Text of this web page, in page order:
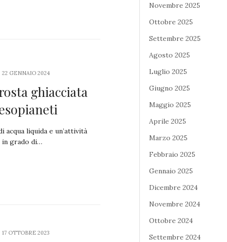
22 GENNAIO 2024
ghiacciata
acqua liquida e un’attività
in grado di…
17 OTTOBRE 2023
Novembre 2025
Ottobre 2025
Settembre 2025
Agosto 2025
Luglio 2025
Giugno 2025
Maggio 2025
Aprile 2025
Marzo 2025
Febbraio 2025
Gennaio 2025
Dicembre 2024
Novembre 2024
Ottobre 2024
Settembre 2024